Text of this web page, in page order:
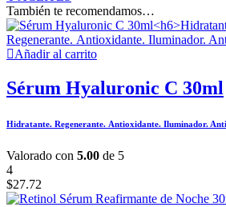
También te recomendamos…
Añadir al carrito
Sérum Hyaluronic C 30ml
Hidratante. Regenerante. Antioxidante. Iluminador.
Valorado con 5.00 de 5
4
$27.72